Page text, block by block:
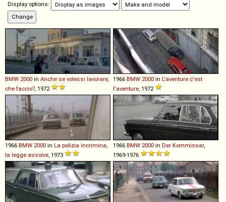
Display options:
BMW 2000 in Anche se volessi lavorare,
che faccio? , 1972
1966 BMW 2000 in L'aventure c'est
l'aventure , 1972
1966 BMW 2000 in La polizia incrimina,
la legge assolve , 1973
1966 BMW 2000 in Der Kommissar,
1969-1976